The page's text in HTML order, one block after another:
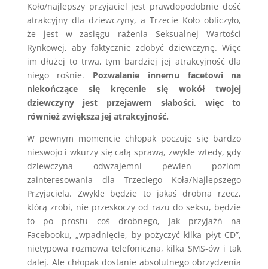
Koło/najlepszy przyjaciel jest prawdopodobnie dość
atrakcyjny dla dziewczyny, a Trzecie Koło obliczyło,
że jest w zasięgu rażenia Seksualnej Wartości
Rynkowej, aby faktycznie zdobyć dziewczynę. Więc
im dłużej to trwa, tym bardziej jej atrakcyjność dla
niego rośnie. Pozwalanie innemu facetowi na
niekończące się kręcenie się wokół twojej
dziewczyny jest przejawem słabości, więc to
również zwiększa jej atrakcyjność.
W pewnym momencie chłopak poczuje się bardzo
nieswojo i wkurzy się całą sprawą, zwykle wtedy, gdy
dziewczyna odwzajemni pewien poziom
zainteresowania dla Trzeciego Koła/Najlepszego
Przyjaciela. Zwykle będzie to jakaś drobna rzecz,
którą zrobi, nie przeskoczy od razu do seksu, będzie
to po prostu coś drobnego, jak przyjaźń na
Facebooku, „wpadnięcie, by pożyczyć kilka płyt CD”,
nietypowa rozmowa telefoniczna, kilka SMS-ów i tak
dalej. Ale chłopak dostanie absolutnego obrzydzenia